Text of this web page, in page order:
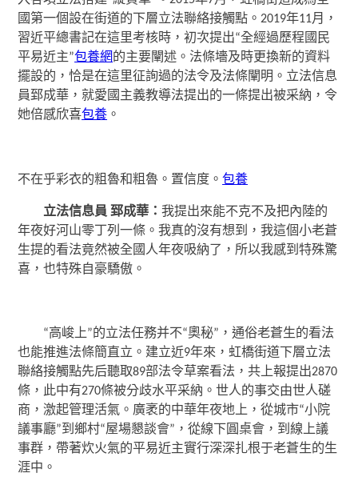
國第一個設在街道的下層立法聯絡接觸點。2019年11月，
習近平總書記在這里考核時，初次提出“全經過歷程國民
平易近主”包養網 的主要闡述。法條墻及時更換新的資料
擺設的，恰是在這里征詢過的法令及法條闡明。立法信息
員郅成華，就愛國主義教導法提出的一條提出被采納，令
她倍感欣喜包養 。
不在乎彩衣的粗魯和粗魯。置信度。包養
立法信息員 郅成華：我提出來能不克不及把內陸的
年夜好河山零丁列一條。我真的沒有想到，我這個小老蒼
生提的看法竟然被全國人年夜吸納了，所以我感到特殊驚
喜，也特殊自豪驕傲。
“高峻上”的立法任務并不“奧秘”，通俗老蒼生的看法
也能推進法條簡直立。建立近9年來，虹橋街道下層立法
聯絡接觸點先后聽取89部法令草案看法，共上報提出2870
條，此中有270條被分歧水平采納。世人的事交由世人磋
商，激起管理活氣。廣袤的中華年夜地上，從城市“小院
議事廳”到鄉村“屋場懇談會”，從線下圓桌會，到線上議
事群，帶著炊火氣的平易近主實行深深扎根于老蒼生的生
涯中。